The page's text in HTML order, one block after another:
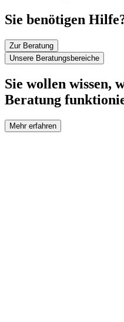
Sie benötigen
Zur Beratung
Unsere Beratungsbereiche
Sie wollen wissen,
Beratung
Mehr erfahren